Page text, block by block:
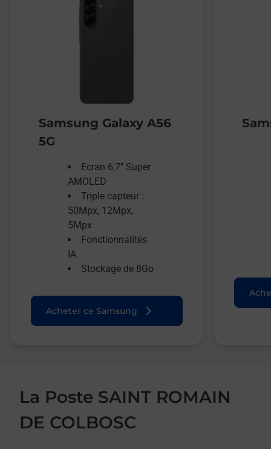
Samsung Galaxy A56
5G
Ecran 6,7’’ Super
AMOLED
Triple capteur :
50Mpx, 12Mpx,
5Mpx
Fonctionnalités
IA
Stockage de 8Go
Acheter ce Samsung
La Poste SAINT ROMAIN
DE COLBOSC